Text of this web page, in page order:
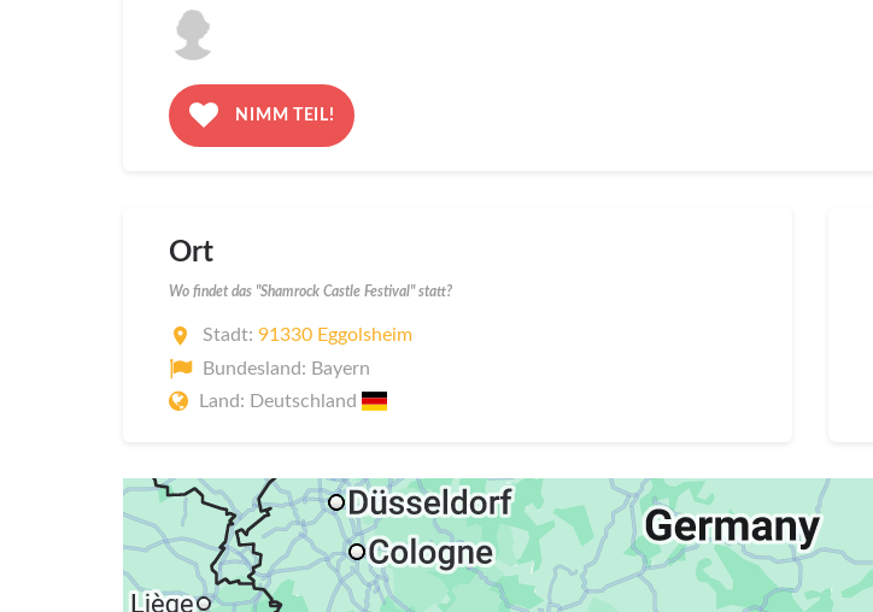
NIMM TEIL!
Ort
Wo findet das "Shamrock Castle Festival" statt?
Stadt: 91330 Eggolsheim
Bundesland: Bayern
Land: Deutschland